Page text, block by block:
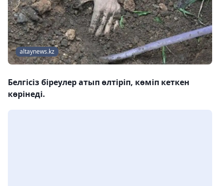
altaynews.kz
Белгісіз біреулер атып өлтіріп, көміп кеткен
көрінеді.